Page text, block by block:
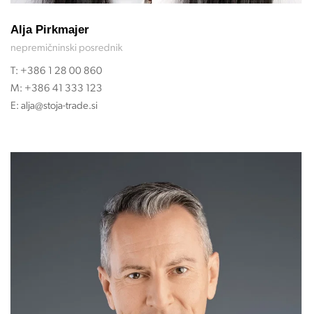
Alja Pirkmajer
nepremičninski posrednik
T: +386 1 28 00 860
M: +386 41 333 123
E: alja@stoja-trade.si